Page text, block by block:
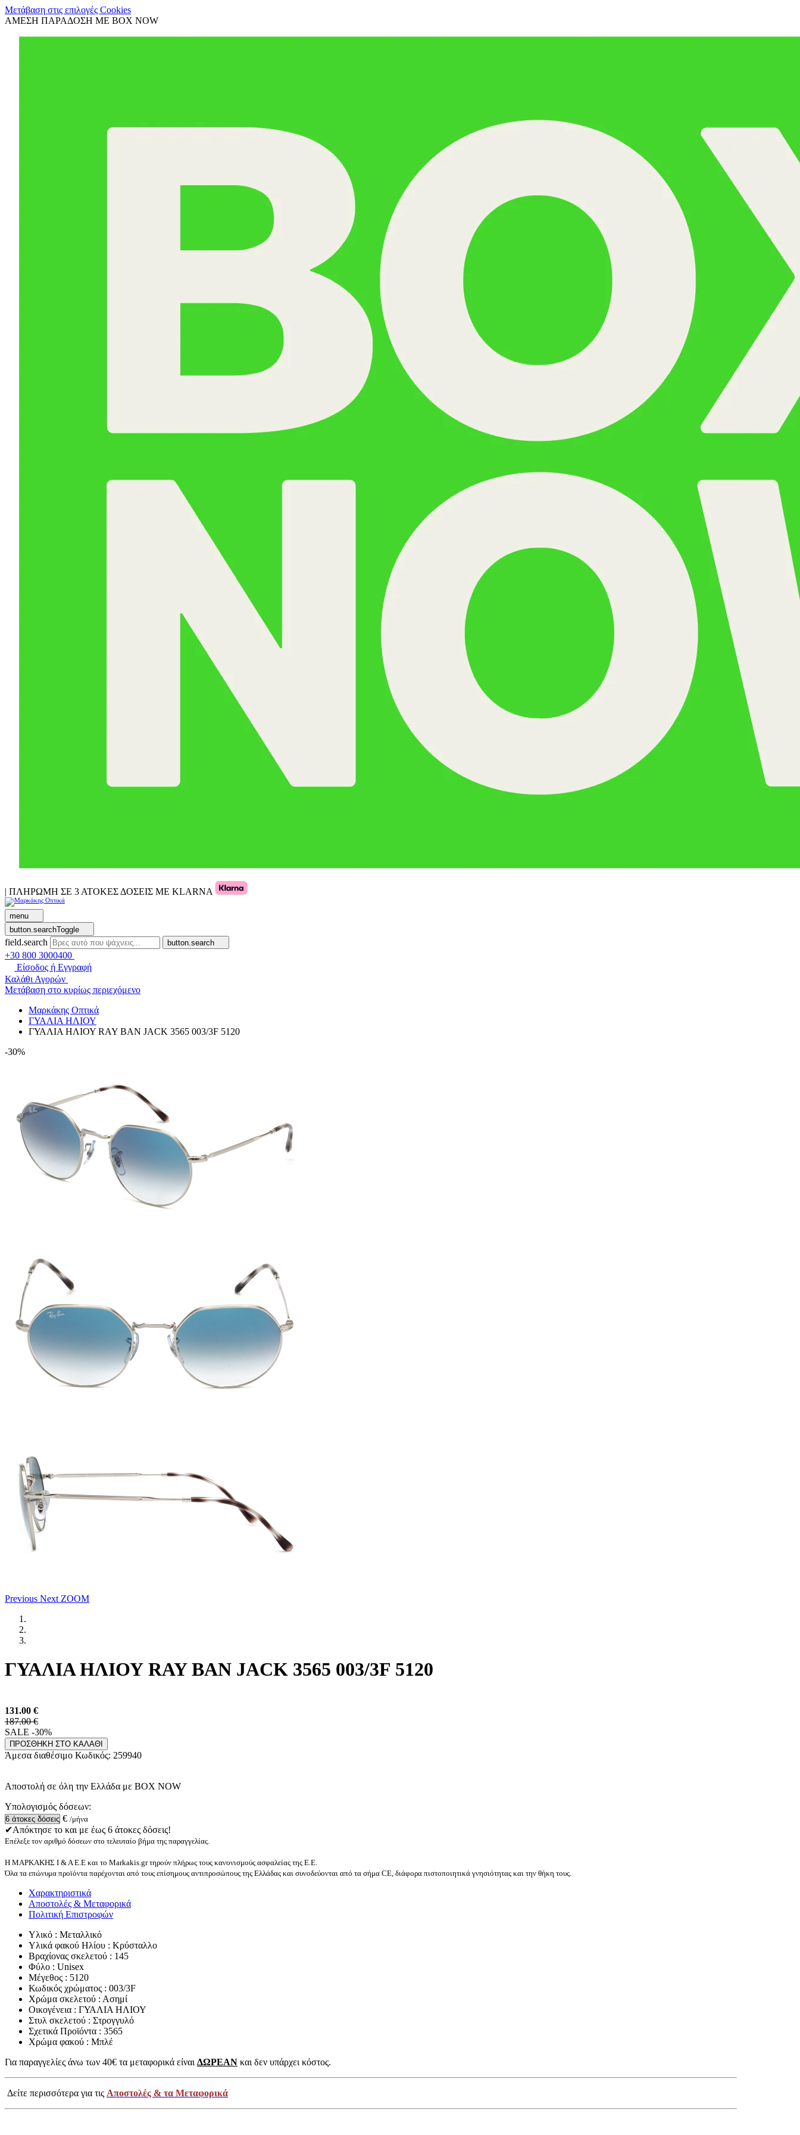
Μετάβαση στις επιλογές Cookies
ΑΜΕΣΗ ΠΑΡΑΔΟΣΗ ΜΕ BOX NOW
| ΠΛΗΡΩΜΗ ΣΕ 3 ΑΤΟΚΕΣ ΔΟΣΕΙΣ ΜΕ KLARNA
menu
button.searchToggle
field.search button.search
+30 800 3000400
Είσοδος ή Εγγραφή
Καλάθι Αγορών
Μετάβαση στο κυρίως περιεχόμενο
Μαρκάκης Οπτικά
ΓΥΑΛΙΑ ΗΛΙΟΥ
ΓΥΑΛΙΑ ΗΛΙΟΥ RAY BAN JACK 3565 003/3F 5120
-30%
Previous Next ZOOM
ΓΥΑΛΙΑ ΗΛΙΟΥ RAY BAN JACK 3565 003/3F 5120
131.00 €
187.00 €
SALE -30%
ΠΡΟΣΘΗΚΗ ΣΤΟ ΚΑΛΑΘΙ
Άμεσα διαθέσιμο Κωδικός: 259940
Αποστολή σε όλη την Ελλάδα με BOX NOW
Υπολογισμός δόσεων:
€ /μήνα
✔Απόκτησε το και με έως 6 άτοκες δόσεις!
Επέλεξε τον αριθμό δόσεων στο τελευταίο βήμα της παραγγελίας.
Η ΜΑΡΚΑΚΗΣ Ι & Α Ε.Ε και το Markakis.gr τηρούν πλήρως τους κανονισμούς ασφαλείας της Ε.Ε.
Όλα τα επώνυμα προϊόντα παρέχονται από τους επίσημους αντιπροσώπους της Ελλάδας και συνοδεύονται από τα σήμα CE, διάφορα πιστοποιητικά γνησιότητας και την θήκη τους.
Χαρακτηριστικά
Αποστολές & Μεταφορικά
Πολιτική Επιστροφών
Υλικό : Μεταλλικό
Υλικά φακού Ηλίου : Κρύσταλλο
Βραχίονας σκελετού : 145
Φύλο : Unisex
Μέγεθος : 5120
Κωδικός χρώματος : 003/3F
Χρώμα σκελετού : Ασημί
Οικογένεια : ΓΥΑΛΙΑ ΗΛΙΟΥ
Στυλ σκελετού : Στρογγυλό
Σχετικά Προϊόντα : 3565
Χρώμα φακού : Μπλέ
Για παραγγελίες άνω των 40€ τα μεταφορικά είναι ΔΩΡΕΑΝ και δεν υπάρχει κόστος.
Δείτε περισσότερα για τις Αποστολές & τα Μεταφορικά